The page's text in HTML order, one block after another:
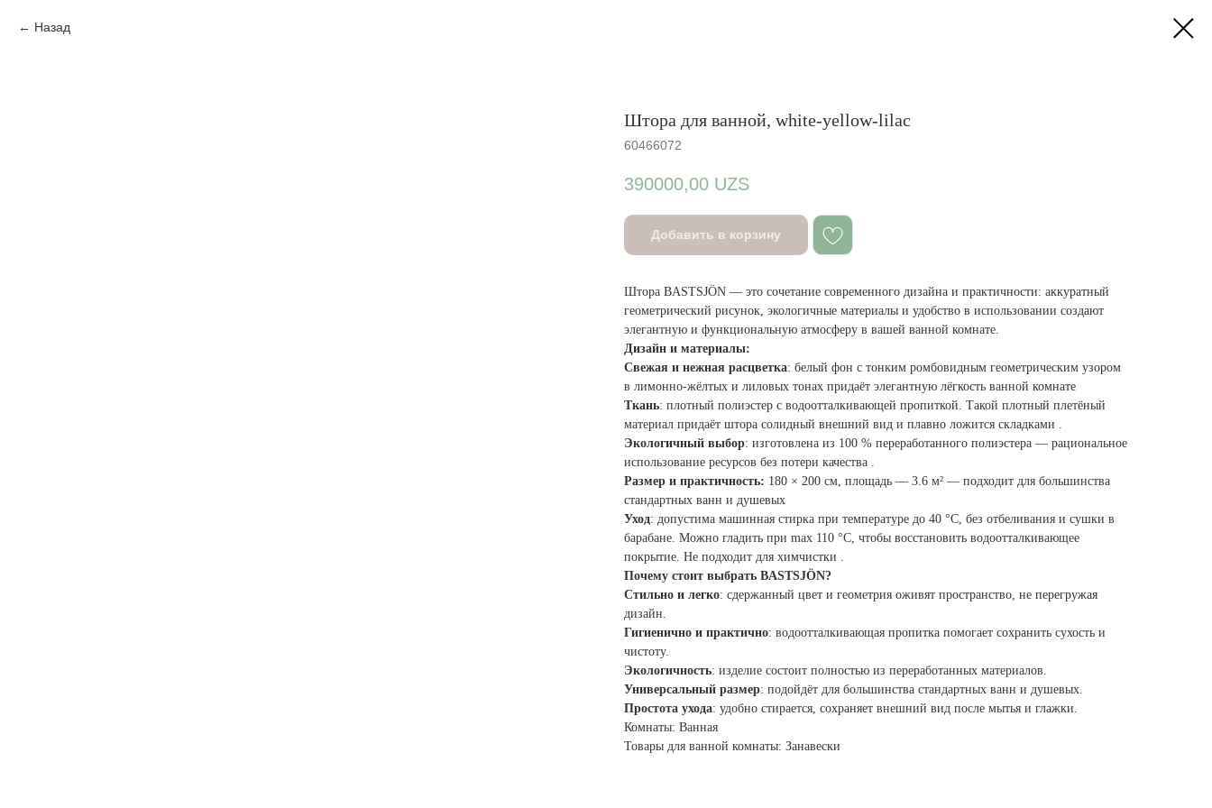
Назад
Штора для ванной, white-yellow-lilac
60466072
390000,00 UZS
Добавить в корзину
Штора BASTSJÖN — это сочетание современного дизайна и практичности: аккуратный
геометрический рисунок, экологичные материалы и удобство в использовании создают
элегантную и функциональную атмосферу в вашей ванной комнате.
Дизайн и материалы:
Свежая и нежная расцветка: белый фон с тонким ромбовидным геометрическим узором
в лимонно-жёлтых и лиловых тонах придаёт элегантную лёгкость ванной комнате
Ткань: плотный полиэстер с водоотталкивающей пропиткой. Такой плотный плетёный
материал придаёт штора солидный внешний вид и плавно ложится складками .
Экологичный выбор: изготовлена из 100 % переработанного полиэстера — рациональное
использование ресурсов без потери качества .
Размер и практичность: 180 × 200 см, площадь — 3.6 м² — подходит для большинства
стандартных ванн и душевых
Уход: допустима машинная стирка при температуре до 40 °C, без отбеливания и сушки в
барабане. Можно гладить при max 110 °C, чтобы восстановить водоотталкивающее
покрытие. Не подходит для химчистки .
Почему стоит выбрать BASTSJÖN?
Стильно и легко: сдержанный цвет и геометрия оживят пространство, не перегружая
дизайн.
Гигиенично и практично: водоотталкивающая пропитка помогает сохранить сухость и
чистоту.
Экологичность: изделие состоит полностью из переработанных материалов.
Универсальный размер: подойдёт для большинства стандартных ванн и душевых.
Простота ухода: удобно стирается, сохраняет внешний вид после мытья и глажки.
Комнаты: Ванная
Товары для ванной комнаты: Занавески